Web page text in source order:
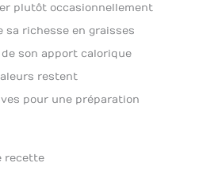
plutôt occasionnellement
sa richesse en graisses
son apport calorique
restent
pour une préparation
recette